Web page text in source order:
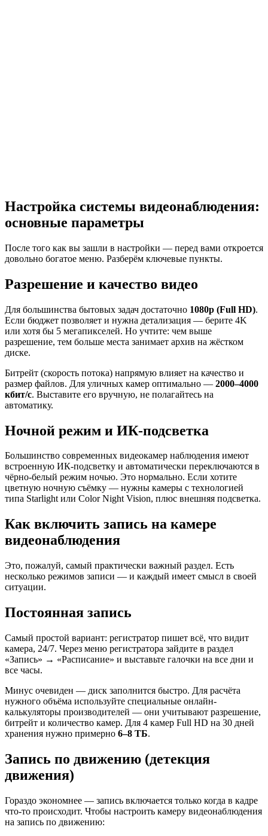
Настройка системы видеонаблюдения:
основные параметры
После того как вы зашли в настройки — перед вами откроется
довольно богатое меню. Разберём ключевые пункты.
Разрешение и качество видео
Для большинства бытовых задач достаточно 1080p (Full HD).
Если бюджет позволяет и нужна детализация — берите 4K
или хотя бы 5 мегапикселей. Но учтите: чем выше
разрешение, тем больше места занимает архив на жёстком
диске.
Битрейт (скорость потока) напрямую влияет на качество и
размер файлов. Для уличных камер оптимально — 2000–4000
кбит/с. Выставите его вручную, не полагайтесь на
автоматику.
Ночной режим и ИК-подсветка
Большинство современных видеокамер наблюдения имеют
встроенную ИК-подсветку и автоматически переключаются в
чёрно-белый режим ночью. Это нормально. Если хотите
цветную ночную съёмку — нужны камеры с технологией
типа Starlight или Color Night Vision, плюс внешняя подсветка.
Как включить запись на камере
видеонаблюдения
Это, пожалуй, самый практически важный раздел. Есть
несколько режимов записи — и каждый имеет смысл в своей
ситуации.
Постоянная запись
Самый простой вариант: регистратор пишет всё, что видит
камера, 24/7. Через меню регистратора зайдите в раздел
«Запись» → «Расписание» и выставьте галочки на все дни и
все часы.
Минус очевиден — диск заполнится быстро. Для расчёта
нужного объёма используйте специальные онлайн-
калькуляторы производителей — они учитывают разрешение,
битрейт и количество камер. Для 4 камер Full HD на 30 дней
хранения нужно примерно 6–8 ТБ.
Запись по движению (детекция
движения)
Гораздо экономнее — запись включается только когда в кадре
что-то происходит. Чтобы настроить камеру видеонаблюдения
на запись по движению: